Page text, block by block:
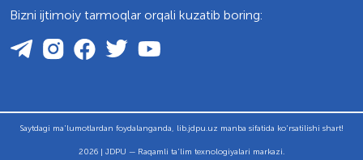
Bizni ijtimoiy tarmoqlar orqali kuzatib boring:
Saytdagi ma'lumotlardan foydalanganda, lib.jdpu.uz manba sifatida ko'rsatilishi shart!
2026 | JDPU — Raqamli ta'lim texnologiyalari markazi.